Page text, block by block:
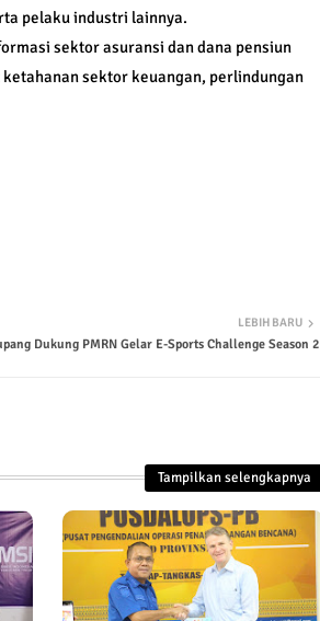
pelaku industri lainnya.
sektor asuransi dan dana pensiun
sektor keuangan, perlindungan
LEBIH BARU
Dukung PMRN Gelar E-Sports Challenge Season 2
Tampilkan selengkapnya